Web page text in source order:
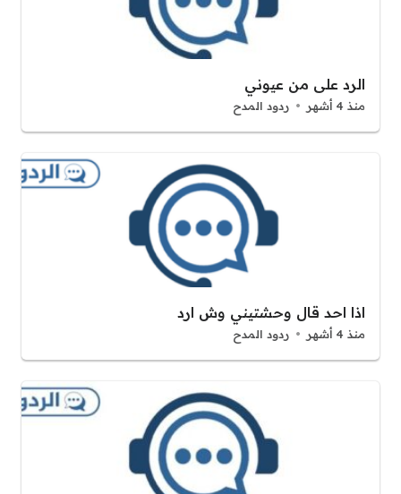
الرد على من عيوني
منذ 4 أشهر ردود المدح
اذا احد قال وحشتيني وش ارد
منذ 4 أشهر ردود المدح